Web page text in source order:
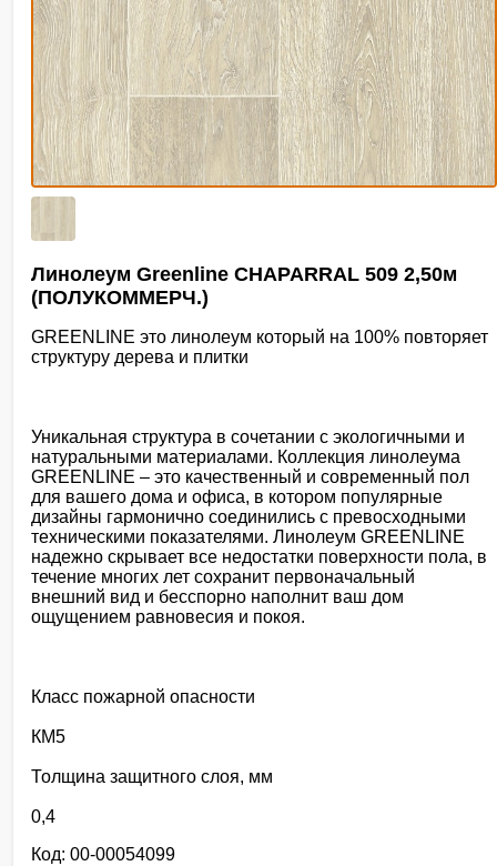
Линолеум Greenline CHAPARRAL 509 2,50м
(ПОЛУКОММЕРЧ.)
GREENLINE это линолеум который на 100% повторяет
структуру дерева и плитки
Уникальная структура в сочетании с экологичными и
натуральными материалами. Коллекция линолеума
GREENLINE – это качественный и современный пол
для вашего дома и офиса, в котором популярные
дизайны гармонично соединились с превосходными
техническими показателями. Линолеум GREENLINE
надежно скрывает все недостатки поверхности пола, в
течение многих лет сохранит первоначальный
внешний вид и бесспорно наполнит ваш дом
ощущением равновесия и покоя.
Класс пожарной опасности
КМ5
Толщина защитного слоя, мм
0,4
Код: 00-00054099